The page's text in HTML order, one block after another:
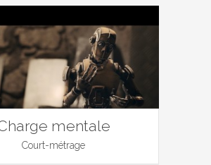
mentale
Court-métrage